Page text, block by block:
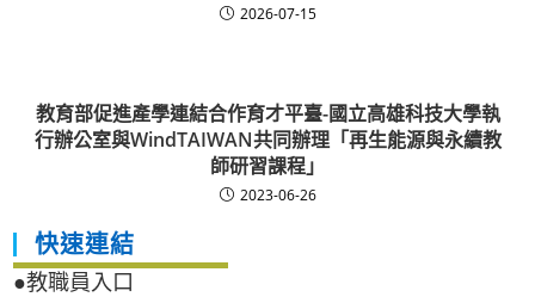
2026-07-15
教育部促進產學連結合作育才平臺-國立高雄科技大學執
行辦公室與WindTAIWAN共同辦理「再生能源與永續教
師研習課程」
2023-06-26
快速連結
●教職員入口